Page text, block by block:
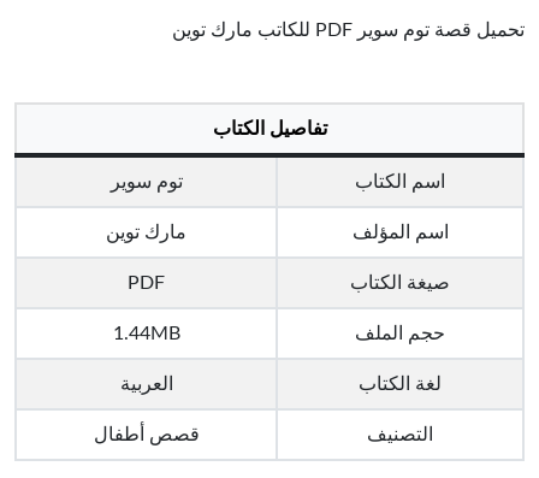
تحميل قصة توم سوير PDF للكاتب مارك توين
تفاصيل الكتاب
اسم الكتاب توم سوير
اسم المؤلف مارك توين
صيغة الكتاب PDF
حجم الملف 1.44MB
لغة الكتاب العربية
التصنيف قصص أطفال